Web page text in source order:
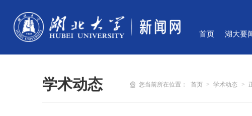
首页 湖大要
学术动态 您当前所在位置： 首页 > 学术动态 >